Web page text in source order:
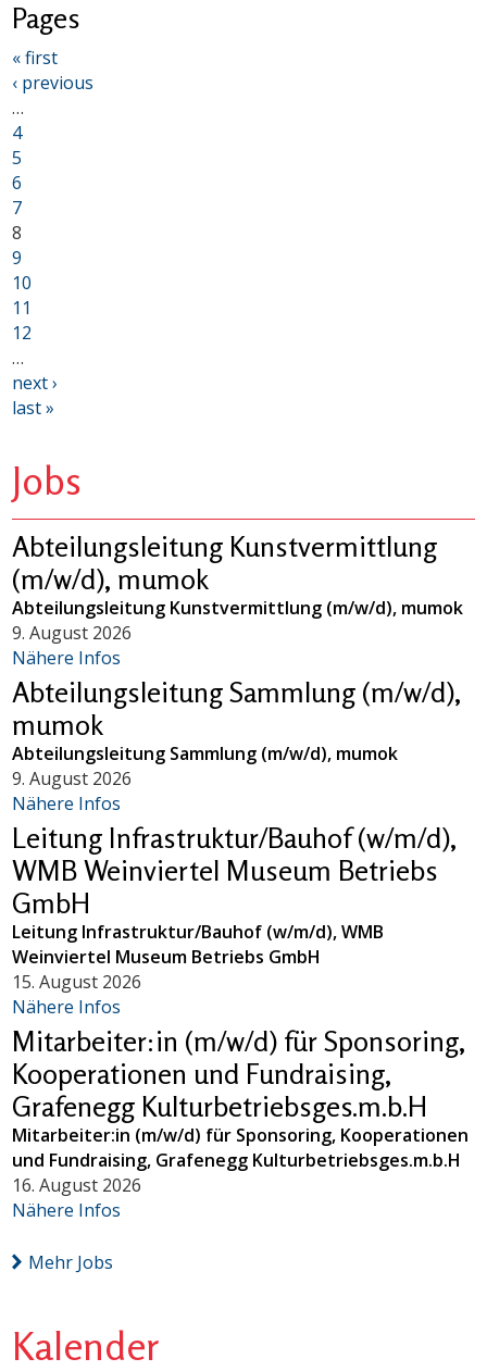
Pages
« first
‹ previous
…
4
5
6
7
8
9
10
11
12
…
next ›
last »
Jobs
Abteilungsleitung Kunstvermittlung
(m/w/d), mumok
Abteilungsleitung Kunstvermittlung (m/w/d), mumok
9. August 2026
Nähere Infos
Abteilungsleitung Sammlung (m/w/d),
mumok
Abteilungsleitung Sammlung (m/w/d), mumok
9. August 2026
Nähere Infos
Leitung Infrastruktur/Bauhof (w/m/d),
WMB Weinviertel Museum Betriebs
GmbH
Leitung Infrastruktur/Bauhof (w/m/d), WMB
Weinviertel Museum Betriebs GmbH
15. August 2026
Nähere Infos
Mitarbeiter:in (m/w/d) für Sponsoring,
Kooperationen und Fundraising,
Grafenegg Kulturbetriebsges.m.b.H
Mitarbeiter:in (m/w/d) für Sponsoring, Kooperationen
und Fundraising, Grafenegg Kulturbetriebsges.m.b.H
16. August 2026
Nähere Infos
Mehr Jobs
Kalender